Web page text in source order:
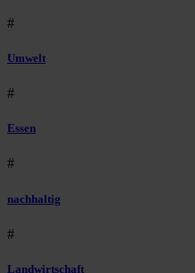
#
Umwelt
#
Essen
#
nachhaltig
#
Landwirtschaft